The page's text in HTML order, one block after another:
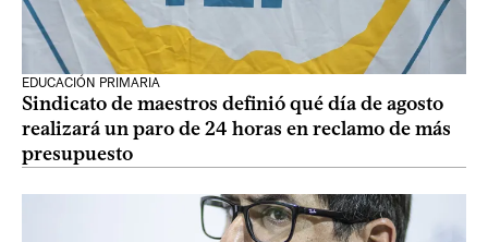
EDUCACIÓN PRIMARIA
Sindicato de maestros definió qué día de agosto
realizará un paro de 24 horas en reclamo de más
presupuesto